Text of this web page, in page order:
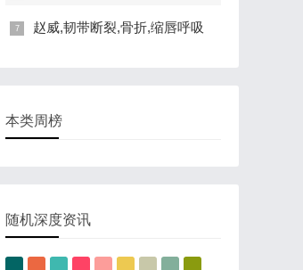
赵威,韧带断裂,骨折,缩唇呼吸
本类周榜
随机深度资讯